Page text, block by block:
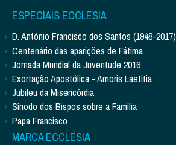
ESPECIAIS ECCLESIA
D. António Francisco dos Santos (1948-2017)
Centenário das aparições de Fátima
Jornada Mundial da Juventude 2016
Exortação Apostólica - Amoris Laetitia
Jubileu da Misericórdia
Sínodo dos Bispos sobre a Família
Papa Francisco
MARCA ECCLESIA